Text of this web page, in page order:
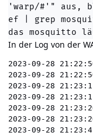
'warp/#'" aus,
ef | grep
das mosquitto
In der Log von der
2023-09-28
2023-09-28
2023-09-28
2023-09-28
2023-09-28
2023-09-28
2023-09-28